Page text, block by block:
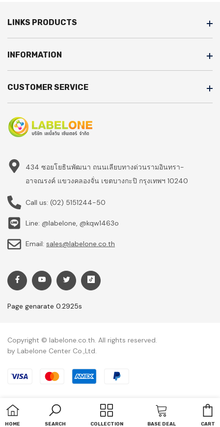
LINKS PRODUCTS
INFORMATION
CUSTOMER SERVICE
434 ซอยโยธินพัฒนา ถนนเลียบทางด่วนรามอินทรา-
อาจณรงค์ แขวงคลองจั่น เขตบางกะปิ กรุงเทพฯ 10240
Call us: (02) 5151244-50
Line: @labelone, @kqw1463o
Email: sales@labelone.co.th
Page genarate 0.2925s
Copyright © labelone.co.th. All rights reserved.
by Labelone Center Co.,Ltd.
HOME SEARCH COLLECTION BASE DEAL CART